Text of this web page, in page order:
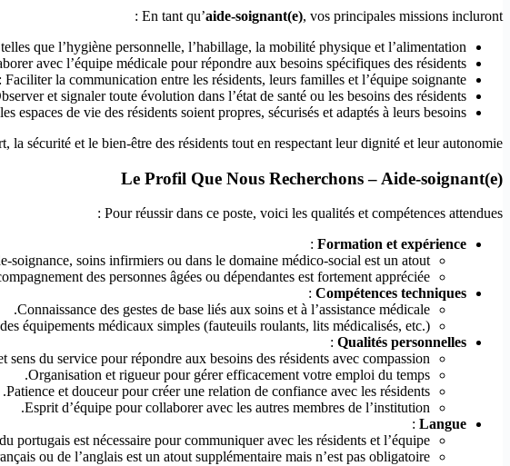
En tant qu’aide-soignant(e), vos principales missions incluront :
que l’hygiène personnelle, l’habillage, la mobilité physique et l’alimentation.
avec l’équipe médicale pour répondre aux besoins spécifiques des résidents.
: Faciliter la communication entre les résidents, leurs familles et l’équipe soignante.
et signaler toute évolution dans l’état de santé ou les besoins des résidents.
espaces de vie des résidents soient propres, sécurisés et adaptés à leurs besoins.
sécurité et le bien-être des résidents tout en respectant leur dignité et leur autonomie.
Le Profil Que Nous Recherchons – Aide-soignant(e)
Pour réussir dans ce poste, voici les qualités et compétences attendues :
Formation et expérience
:
soignance, soins infirmiers ou dans le domaine médico-social est un atout.
des personnes âgées ou dépendantes est fortement appréciée.
Compétences techniques
:
Connaissance des gestes de base liés aux soins et à l’assistance médicale.
équipements médicaux simples (fauteuils roulants, lits médicalisés, etc.).
Qualités personnelles
:
sens du service pour répondre aux besoins des résidents avec compassion.
Organisation et rigueur pour gérer efficacement votre emploi du temps.
Patience et douceur pour créer une relation de confiance avec les résidents.
Esprit d’équipe pour collaborer avec les autres membres de l’institution.
Langue
:
portugais est nécessaire pour communiquer avec les résidents et l’équipe.
ou de l’anglais est un atout supplémentaire mais n’est pas obligatoire.